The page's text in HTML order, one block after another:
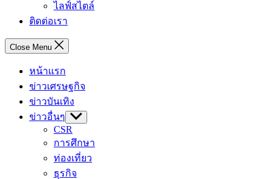
ไลฟ์สไตล์
ติดต่อเรา
Close Menu
หน้าแรก
ข่าวเศรษฐกิจ
ข่าวบันเทิง
ข่าวอื่นๆ Show
sub
menu
CSR
การศึกษา
ท่องเที่ยว
ธุรกิจ